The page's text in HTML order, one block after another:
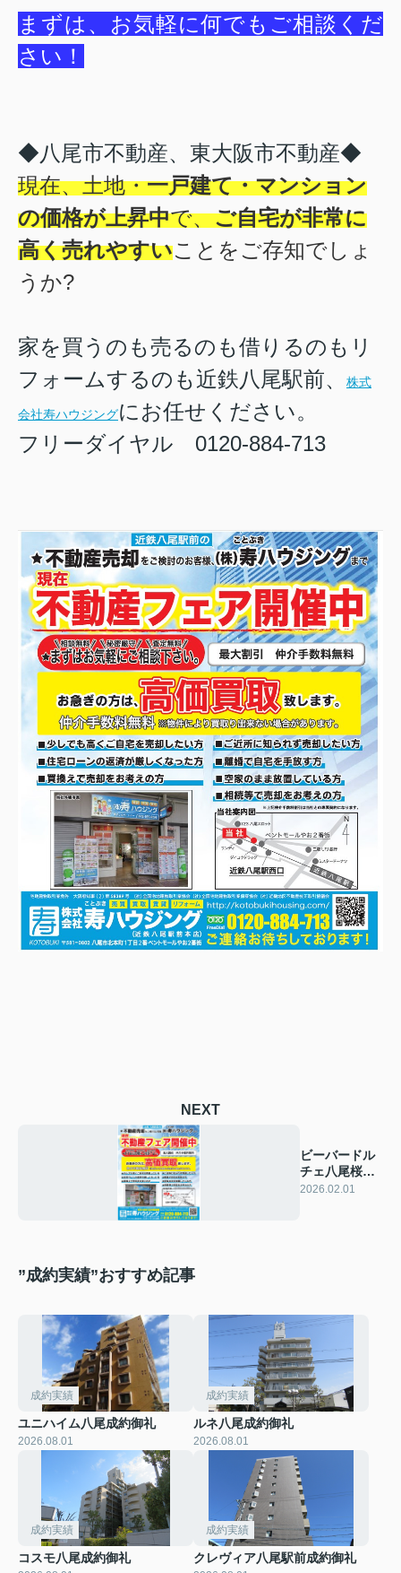
まずは、お気軽に何でもご相談くだ
さい！
◆八尾市不動産、東大阪市不動産◆
現在、土地・一戸建て・マンション
の価格が上昇中で、ご自宅が非常に
高く売れやすいことをご存知でしょ
うか?
家を買うのも売るのも借りるのもリ
フォームするのも近鉄八尾駅前、
株式
会社寿ハウジングにお任せください。
フリーダイヤル 0120-884-713
NEXT
ビーバードル
チェ八尾桜ケ
丘成約御礼
2026.02.01
”成約実績”おすすめ記事
成約実績
ユニハイム八尾成約御礼
2026.08.01
成約実績
ルネ八尾成約御礼
2026.08.01
成約実績
コスモ八尾成約御礼
成約実績
クレヴィア八尾駅前成約御礼